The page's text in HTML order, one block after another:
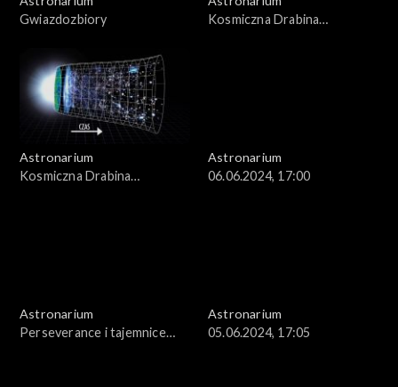
Gwiazdozbiory
Kosmiczna Drabina
Astronarium
Kosmiczna Drabina
Astronarium
06.06.2024, 17:00
Astronarium
Perseverance i tajemnice
Astronarium
05.06.2024, 17:05